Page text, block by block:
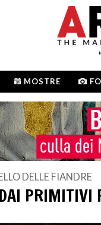
MOSTRE
DELLE FIANDRE